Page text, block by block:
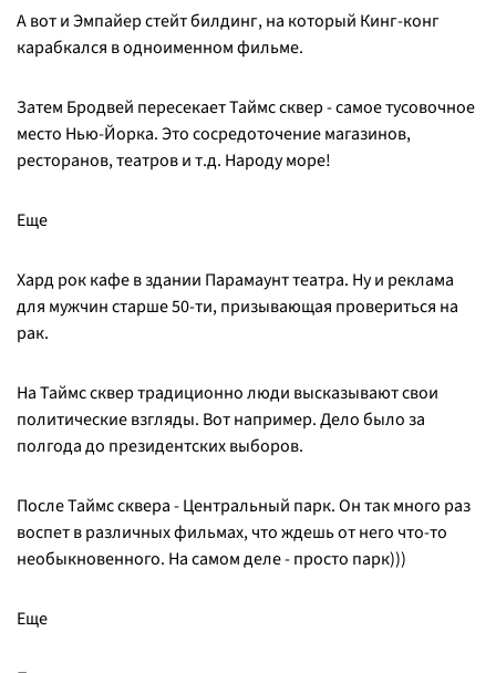
А вот и Эмпайер стейт билдинг, на который Кинг-конг
карабкался в одноименном фильме.
Затем Бродвей пересекает Таймс сквер - самое тусовочное
место Нью-Йорка. Это сосредоточение магазинов,
ресторанов, театров и т.д. Народу море!
Еще
Хард рок кафе в здании Парамаунт театра. Ну и реклама
для мужчин старше 50-ти, призывающая провериться на
рак.
На Таймс сквер традиционно люди высказывают свои
политические взгляды. Вот например. Дело было за
полгода до президентских выборов.
После Таймс сквера - Центральный парк. Он так много раз
воспет в различных фильмах, что ждешь от него что-то
необыкновенного. На самом деле - просто парк)))
Еще